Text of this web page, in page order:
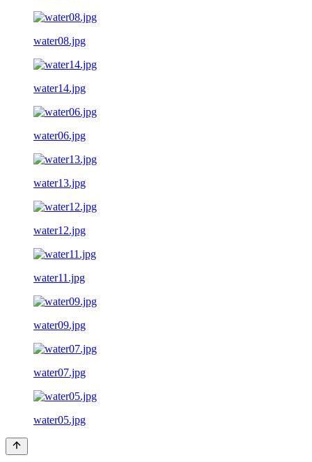
water08.jpg
water14.jpg
water06.jpg
water13.jpg
water12.jpg
water11.jpg
water09.jpg
water07.jpg
water05.jpg